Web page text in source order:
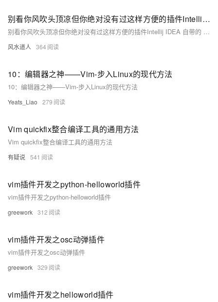
别看你风吹头顶凉但你绝对没有过这样方便的插件Intellij IDEA 自带的 Vim
别看你风吹头顶凉但你绝对没有过这样方便的插件Intellij IDEA 自带的 Vim
风水道人 364
10：编辑器之神——Vim-步入Linux的现代方法
10：编辑器之神——Vim-步入Linux的现代方法
Yeats_Liao 279
Vim quickfix整合编译工具的通用方法
Vim quickfix整合编译工具的通用方法
有疑说 541
vim插件开发之python-helloworld插件
vim插件开发之python-helloworld插件
greework 312
vim插件开发之osc动弹插件
vim插件开发之osc动弹插件
greework 329
vim插件开发之helloworld插件